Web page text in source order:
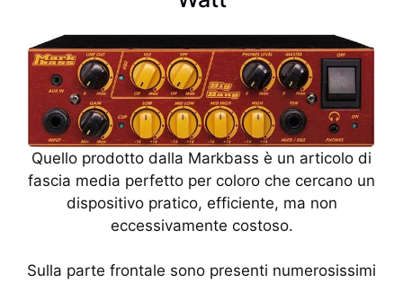
Quello prodotto dalla Markbass è un articolo di
fascia media perfetto per coloro che cercano un
dispositivo pratico, efficiente, ma non
eccessivamente costoso.
Sulla parte frontale sono presenti numerosissimi